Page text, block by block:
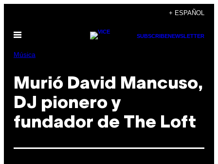
contenido
+ ESPAÑOL
Abrir
SUBSCRIBENEWSLETTER
Música
Murió David Mancuso,
DJ pionero y
fundador de The Loft